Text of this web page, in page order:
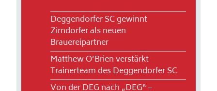
Deggendorfer SC gewinnt
Zirndorfer als neuen
Brauereipartner
Matthew O’Brien verstärkt
Trainerteam des Deggendorfer SC
Von der DEG nach „DEG“ –